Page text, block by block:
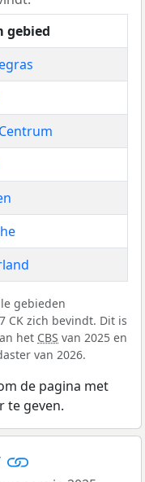
gebied
gebieden
CK zich bevindt. Dit is
het CBS van 2025 en
van 2026.
de pagina met
te geven.